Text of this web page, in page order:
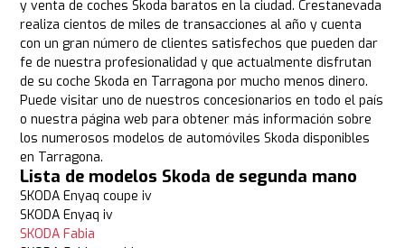
y venta de coches Skoda baratos en la ciudad. Crestanevada
realiza cientos de miles de transacciones al año y cuenta
con un gran número de clientes satisfechos que pueden dar
fe de nuestra profesionalidad y que actualmente disfrutan
de su coche Skoda en Tarragona por mucho menos dinero.
Puede visitar uno de nuestros concesionarios en todo el país
o nuestra página web para obtener más información sobre
los numerosos modelos de automóviles Skoda disponibles
en Tarragona.
Lista de modelos Skoda de segunda mano
SKODA Enyaq coupe iv
SKODA Enyaq iv
SKODA Fabia